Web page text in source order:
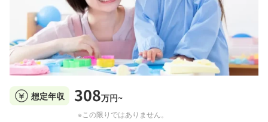
想定年収 308万円~
※この限りではありません。